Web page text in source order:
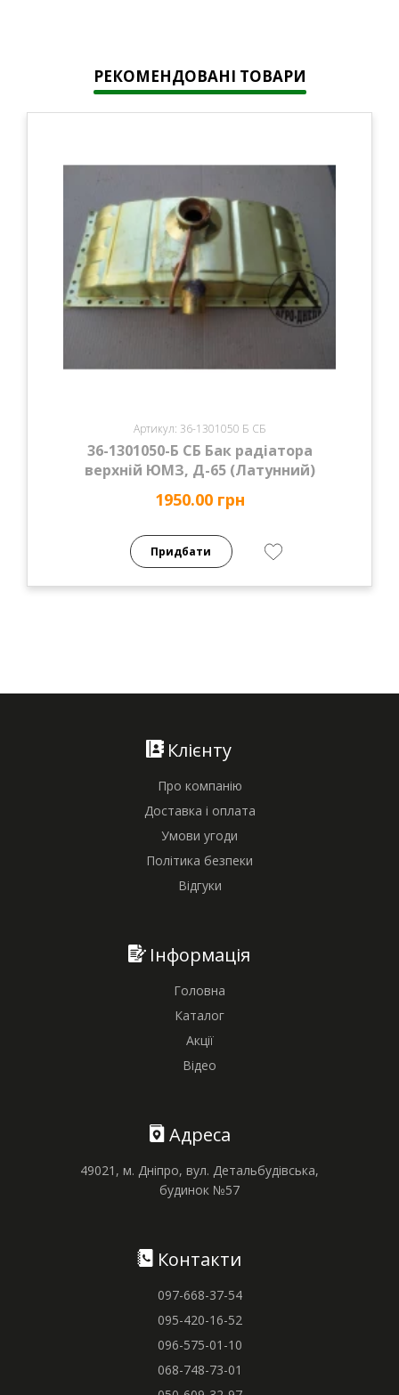
РЕКОМЕНДОВАНІ ТОВАРИ
Артикул: 36-1301050 Б СБ
36-1301050-Б СБ Бак радіатора
верхній ЮМЗ, Д-65 (Латунний)
1950.00 грн
Придбати
Клієнту
Про компанію
Доставка і оплата
Умови угоди
Політика безпеки
Відгуки
Інформація
Головна
Каталог
Акції
Відео
Адреса
49021, м. Дніпро, вул. Детальбудівська,
будинок №57
Контакти
097-668-37-54
095-420-16-52
096-575-01-10
068-748-73-01